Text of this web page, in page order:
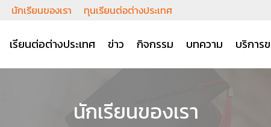
นักเรียนของเรา ทุนเรียนต่อต่างประเทศ
เรียนต่อต่างประเทศ ข่าว กิจกรรม บทความ บริการ
นักเรียนของเรา